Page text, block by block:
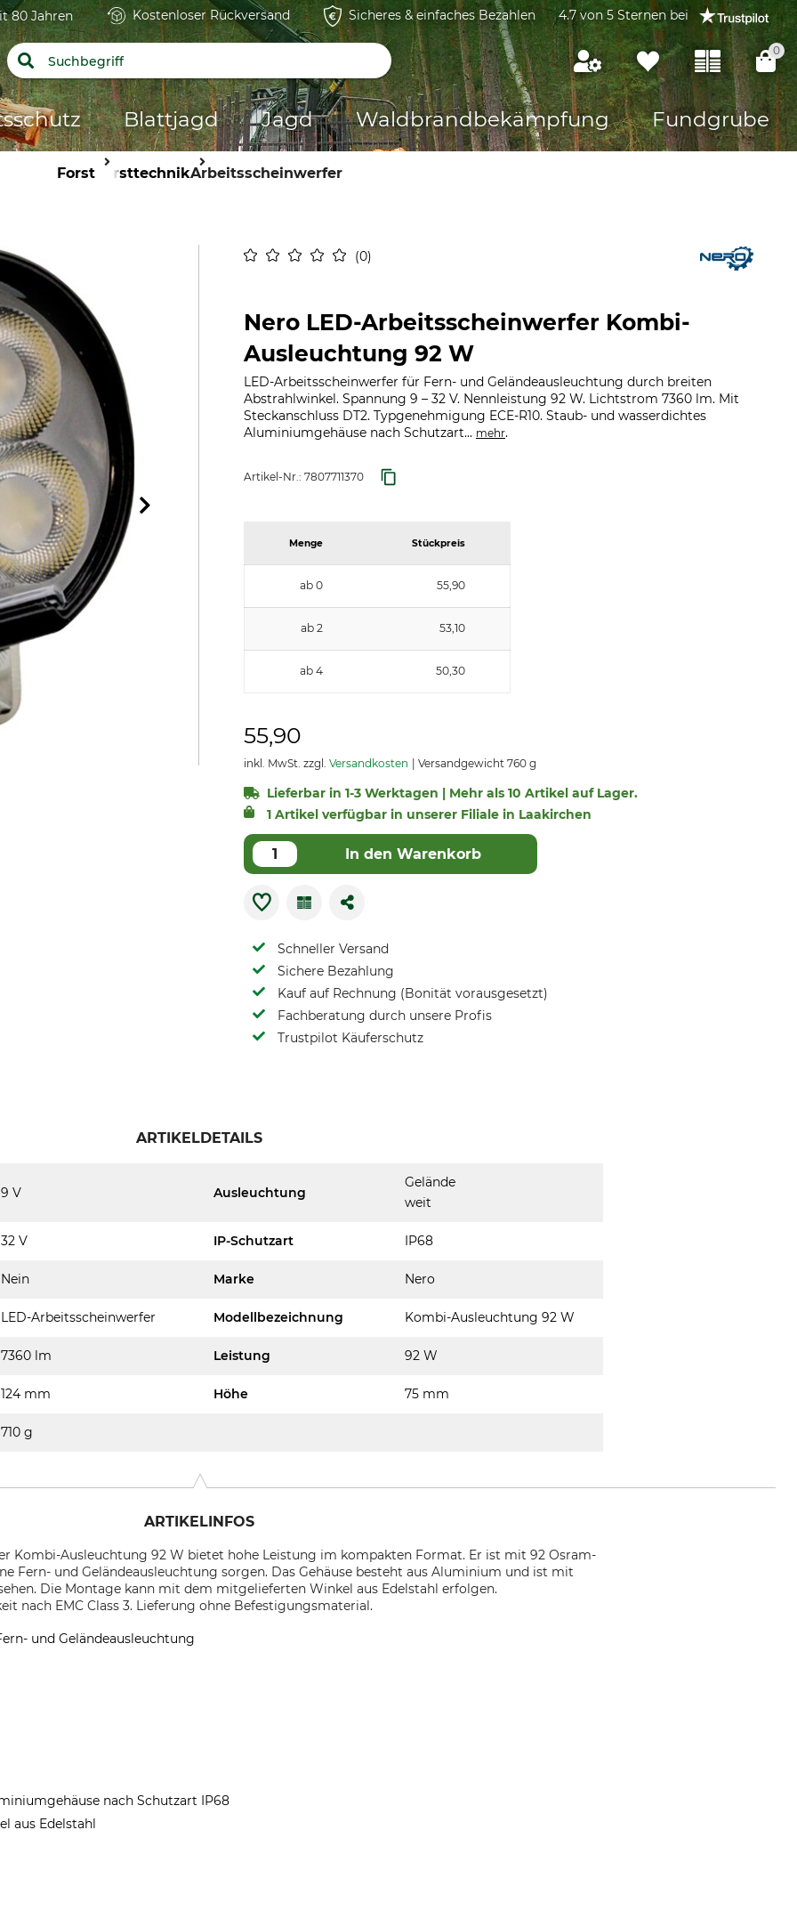
80 Jahren Kostenloser Rückversand Sicheres & einfaches Bezahlen 4.7 von 5 Sternen bei
0
Blattjagd Jagd Waldbrandbekämpfung Fundgrube
ForstForsttechnikArbeitsscheinwerfer
0
Nero LED-Arbeitsscheinwerfer Kombi-
Ausleuchtung 92 W
LED-Arbeitsscheinwerfer für Fern- und Geländeausleuchtung durch breiten
Abstrahlwinkel. Spannung 9 – 32 V. Nennleistung 92 W. Lichtstrom 7360 lm. Mit
Steckanschluss DT2. Typgenehmigung ECE-R10. Staub- und wasserdichtes
Aluminiumgehäuse nach Schutzart... mehr.
Artikel-Nr.: 7807711370
Menge Stückpreis
ab 0 55,90
ab 2 53,10
ab 4 50,30
55,90
inkl. MwSt. zzgl. Versandkosten Versandgewicht 760 g
Lieferbar in 1-3 Werktagen | Mehr als 10 Artikel auf Lager.
1 Artikel verfügbar in unserer Filiale in Laakirchen
In den Warenkorb
Schneller Versand
Sichere Bezahlung
Kauf auf Rechnung (Bonität vorausgesetzt)
Fachberatung durch unsere Profis
Trustpilot Käuferschutz
ARTIKELDETAILS
9 V Ausleuchtung
Gelände
weit
32 V IP-Schutzart IP68
Nein Marke Nero
LED-Arbeitsscheinwerfer Modellbezeichnung Kombi-Ausleuchtung 92 W
7360 lm Leistung 92 W
124 mm Höhe 75 mm
710 g
ARTIKELINFOS
Kombi-Ausleuchtung 92 W bietet hohe Leistung im kompakten Format. Er ist mit 92 Osram-
Fern- und Geländeausleuchtung sorgen. Das Gehäuse besteht aus Aluminium und ist mit
Die Montage kann mit dem mitgelieferten Winkel aus Edelstahl erfolgen.
nach EMC Class 3. Lieferung ohne Befestigungsmaterial.
und Geländeausleuchtung
nach Schutzart IP68
aus Edelstahl